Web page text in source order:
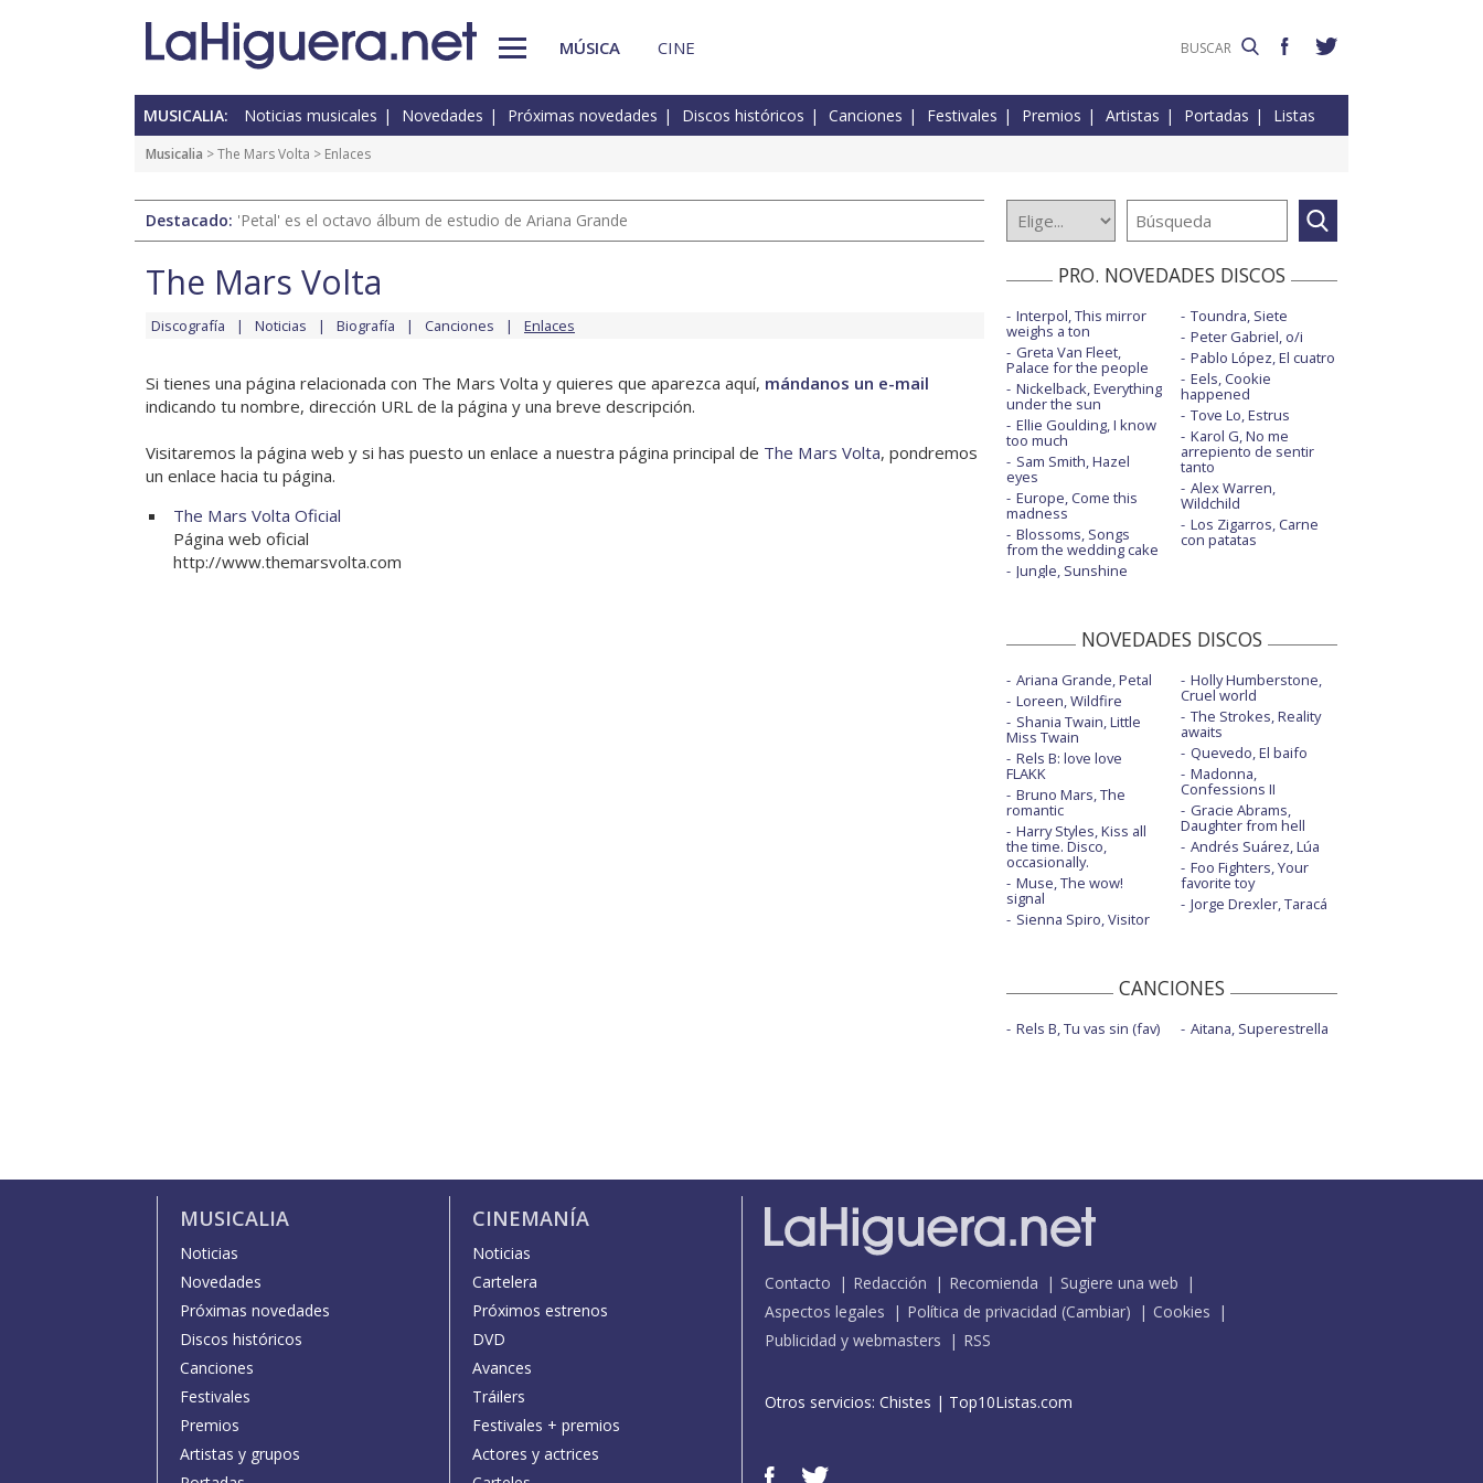
MÚSICA CINE
MUSICALIA: Noticias musicales Novedades Próximas novedades Discos históricos Canciones Festivales Premios Artistas Portadas Listas
Musicalia >The Mars Volta > Enlaces
Destacado: 'Petal' es el octavo álbum de estudio de Ariana Grande
The Mars Volta
Discografía Noticias Biografía Canciones Enlaces
Si tienes una página relacionada con The Mars Volta y quieres que aparezca aquí, mándanos un e-mail
indicando tu nombre, dirección URL de la página y una breve descripción.
Visitaremos la página web y si has puesto un enlace a nuestra página principal de The Mars Volta, pondremos
un enlace hacia tu página.
The Mars Volta Oficial
Página web oficial
http://www.themarsvolta.com
PRO. NOVEDADES DISCOS
Interpol, This mirror
weighs a ton
Greta Van Fleet,
Palace for the people
Nickelback, Everything
under the sun
Ellie Goulding, I know
too much
Sam Smith, Hazel
eyes
Europe, Come this
madness
Blossoms, Songs
from the wedding cake
Jungle, Sunshine
Toundra, Siete
Peter Gabriel, o/i
Pablo López, El cuatro
Eels, Cookie
happened
Tove Lo, Estrus
Karol G, No me
arrepiento de sentir
tanto
Alex Warren,
Wildchild
Los Zigarros, Carne
con patatas
NOVEDADES DISCOS
Ariana Grande, Petal
Loreen, Wildfire
Shania Twain, Little
Miss Twain
Rels B: love love
FLAKK
Bruno Mars, The
romantic
Harry Styles, Kiss all
the time. Disco,
occasionally.
Muse, The wow!
signal
Sienna Spiro, Visitor
Holly Humberstone,
Cruel world
The Strokes, Reality
awaits
Quevedo, El baifo
Madonna,
Confessions II
Gracie Abrams,
Daughter from hell
Andrés Suárez, Lúa
Foo Fighters, Your
favorite toy
Jorge Drexler, Taracá
CANCIONES
Rels B, Tu vas sin (fav) Aitana, Superestrella
MUSICALIA
Noticias
Novedades
Próximas novedades
Discos históricos
Canciones
Festivales
Premios
Artistas y grupos
CINEMANÍA
Noticias
Cartelera
Próximos estrenos
DVD
Avances
Tráilers
Festivales + premios
Actores y actrices
Contacto Redacción Recomienda
Sugiere una web
Aspectos legales
Política de privacidad (Cambiar)
Cookies
Publicidad y webmasters
RSS
Otros servicios: Chistes | Top10Listas.com